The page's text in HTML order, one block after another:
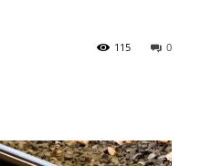
0
115